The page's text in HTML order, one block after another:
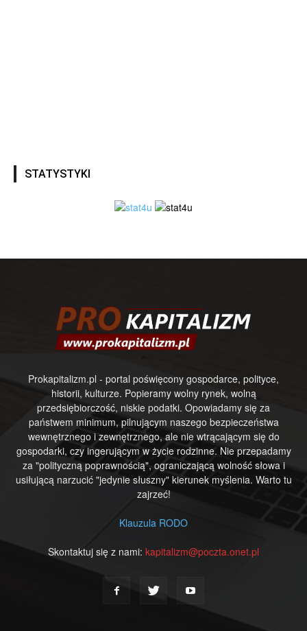
STATYSTYKI
Prokapitalizm.pl - portal poświęcony gospodarce, polityce,
historii, kulturze. Popieramy wolny rynek, wolną
przedsiębiorczość, niskie podatki. Opowiadamy się za
państwem minimum, pilnującym naszego bezpieczeństwa
wewnętrznego i zewnętrznego, ale nie wtrącającym się do
gospodarki, czy ingerującym w życie rodzinne. Nie przepadamy
za "polityczną poprawnością", ograniczającą wolność słowa i
usiłującą narzucić "jedynie słuszny" kierunek myślenia. Warto tu
zajrzeć!
Klauzula RODO
Skontaktuj się z nami: kapitalizm@poczta.onet.pl